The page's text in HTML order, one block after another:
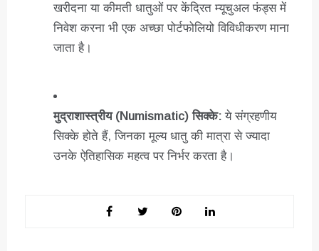
खरीदना या कीमती धातुओं पर केंद्रित म्यूचुअल फंड्स में
निवेश करना भी एक अच्छा पोर्टफोलियो विविधीकरण माना
जाता है।
मुद्राशास्त्रीय (Numismatic) सिक्के: ये संग्रहणीय
सिक्के होते हैं, जिनका मूल्य धातु की मात्रा से ज्यादा
उनके ऐतिहासिक महत्व पर निर्भर करता है।